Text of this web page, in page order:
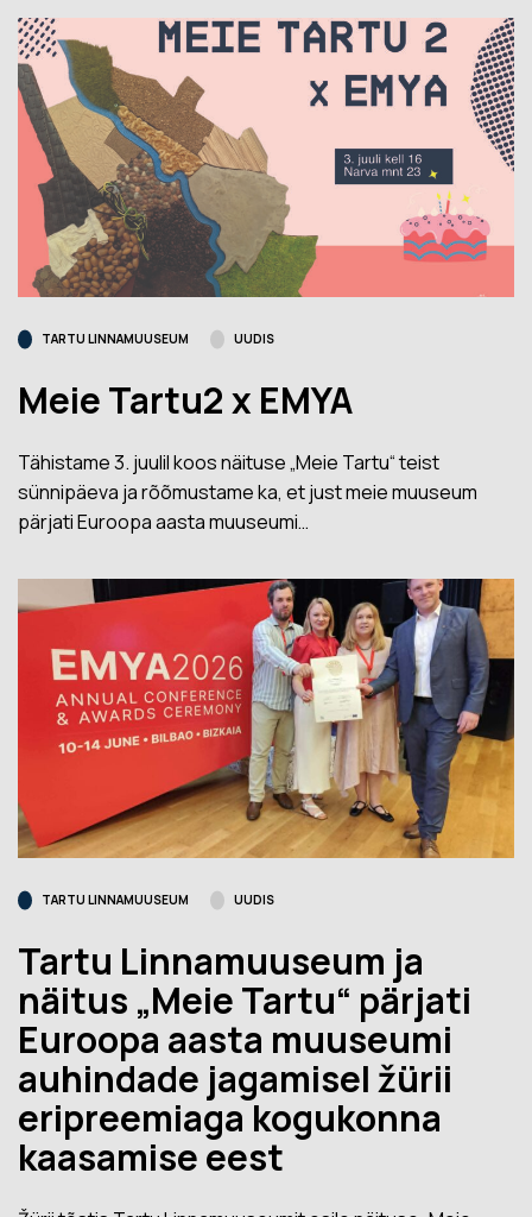
TARTU LINNAMUUSEUM UUDIS
Meie Tartu2 x EMYA
Tähistame 3. juulil koos näituse „Meie Tartu“ teist
sünnipäeva ja rõõmustame ka, et just meie muuseum
pärjati Euroopa aasta muuseumi…
TARTU LINNAMUUSEUM UUDIS
Tartu Linnamuuseum ja
näitus „Meie Tartu“ pärjati
Euroopa aasta muuseumi
auhindade jagamisel žürii
eripreemiaga kogukonna
kaasamise eest